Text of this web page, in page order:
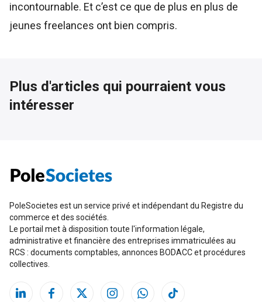
incontournable. Et c’est ce que de plus en plus de
jeunes freelances ont bien compris.
Plus d'articles qui pourraient vous
intéresser
PoleSocietes est un service privé et indépendant du Registre du
commerce et des sociétés.
Le portail met à disposition toute l'information légale,
administrative et financière des entreprises immatriculées au
RCS : documents comptables, annonces BODACC et procédures
collectives.